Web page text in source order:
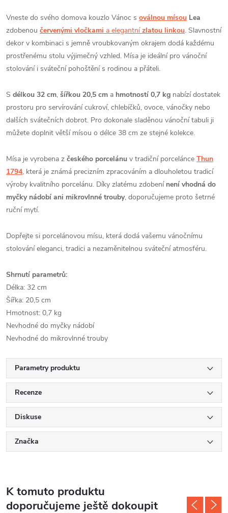
Vneste do svého domova kouzlo Vánoc s oválnou mísou Lea
zdobenou červenými vločkami a elegantnízlatou linkou. Slavnostní
dekor v kombinaci s jemně vroubkovaným okrajem dodá každému
prostřenému stolu výjimečný vzhled. Mísa je ideální pro vánoční
stolování i sváteční pohoštění s rodinou a přáteli.
S délkou 32 cm, šířkou 20,5 cm a hmotností 0,7 kg nabízí dostatek
prostoru pro servírování cukroví, chlebíčků, ovoce, vánočky nebo
dalších svátečních dobrot. Pro dokonale sladěnou vánoční tabuli ji
můžete doplnit větší mísou o délce 38 cm ze stejné kolekce.
Mísa je vyrobena z českého porcelánu v tradiční porcelánce Thun
1794, která je známá precizním zpracováním a dlouholetou tradicí
výroby kvalitního porcelánu. Díky zlatému zdobení není vhodná do
myčky nádobí ani mikrovlnné trouby, doporučujeme proto šetrné
ruční mytí.
Dopřejte si porcelánovou mísu, která dodá vašemu vánočnímu
stolování eleganci, tradici a nezaměnitelnou sváteční atmosféru.
Shrnutí parametrů:
Délka: 32 cm
Šířka: 20,5 cm
Hmotnost: 0,7 kg
Nevhodné do myčky nádobí
Nevhodné do mikrovlnné trouby
Parametry produktu
Recenze
Diskuse
Značka
K tomuto produktu
doporučujeme ještě dokoupit